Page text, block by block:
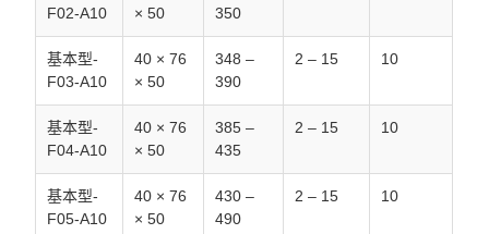
F02-A10
× 50
350
基本型-
F03-A10
40 × 76
× 50
348 –
390
2 – 15 10
基本型-
F04-A10
40 × 76
× 50
385 –
435
2 – 15 10
基本型-
F05-A10
40 × 76
× 50
430 –
490
2 – 15 10